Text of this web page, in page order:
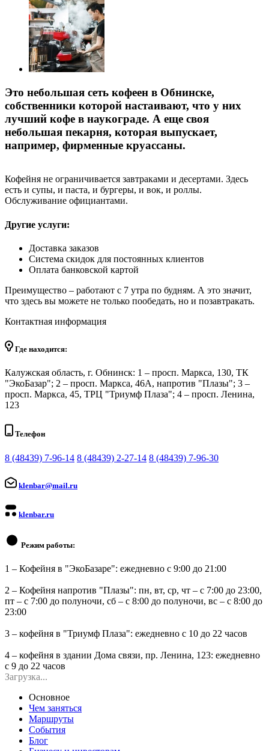
Это небольшая сеть кофеен в Обнинске,
собственники которой настаивают, что у них
лучший кофе в наукограде. А еще своя
небольшая пекарня, которая выпускает,
например, фирменные круассаны.
Кофейня не ограничивается завтраками и десертами. Здесь
есть и супы, и паста, и бургеры, и вок, и роллы.
Обслуживание официантами.
Другие услуги:
Доставка заказов
Система скидок для постоянных клиентов
Оплата банковской картой
Преимущество – работают с 7 утра по будням. А это значит,
что здесь вы можете не только пообедать, но и позавтракать.
Контактная информация
Где находится:
Калужская область, г. Обнинск: 1 – просп. Маркса, 130, ТК
"ЭкоБазар"; 2 – просп. Маркса, 46А, напротив "Плазы"; 3 –
просп. Маркса, 45, ТРЦ "Триумф Плаза"; 4 – просп. Ленина,
123
Телефон
8 (48439) 7-96-14 8 (48439) 2-27-14 8 (48439) 7-96-30
klenbar@mail.ru
klenbar.ru
Режим работы:
1 – Кофейня в "ЭкоБазаре": ежедневно с 9:00 до 21:00
2 – Кофейня напротив "Плазы": пн, вт, ср, чт – с 7:00 до 23:00,
пт – с 7:00 до полуночи, сб – с 8:00 до полуночи, вс – с 8:00 до
23:00
3 – кофейня в "Триумф Плаза": ежедневно с 10 до 22 часов
4 – кофейня в здании Дома связи, пр. Ленина, 123: ежедневно
с 9 до 22 часов
Загрузка...
Основное
Чем заняться
Маршруты
События
Блог